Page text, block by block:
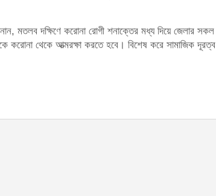
মতলব দক্ষিণে করোনা রোগী শনাক্তের মধ্য দিয়ে জেলার সকল
থেকে আত্মরক্ষা করতে হবে। বিশেষ করে সামাজিক দূরত্ব